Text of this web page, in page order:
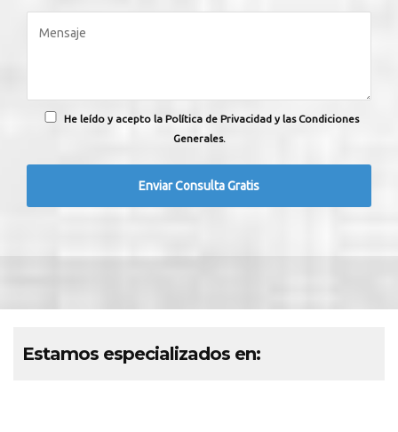
He leído y acepto la Política de Privacidad y las Condiciones
Generales.
Estamos especializados en: